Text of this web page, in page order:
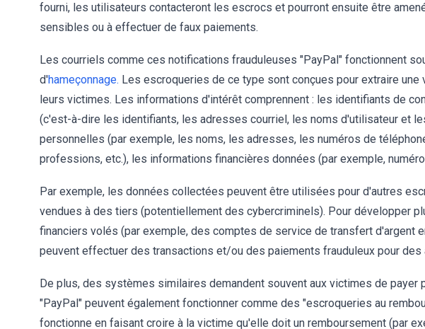
fourni, les utilisateurs contacteront les escrocs et pourront ensuite être
sensibles ou à effectuer de faux paiements.
Les courriels comme ces notifications frauduleuses "PayPal" fonctionnent
d'hameçonnage. Les escroqueries de ce type sont conçues pour extraire une
leurs victimes. Les informations d'intérêt comprennent : les identifiants de
(c'est-à-dire les identifiants, les adresses courriel, les noms d'utilisateur et
personnelles (par exemple, les noms, les adresses, les numéros de
professions, etc.), les informations financières données (par exemple,
Par exemple, les données collectées peuvent être utilisées pour d'autres
vendues à des tiers (potentiellement des cybercriminels). Pour développer
financiers volés (par exemple, des comptes de service de transfert d'argent
peuvent effectuer des transactions et/ou des paiements frauduleux pour des
De plus, des systèmes similaires demandent souvent aux victimes de payer
"PayPal" peuvent également fonctionner comme des "escroqueries au
fonctionne en faisant croire à la victime qu'elle doit un remboursement (par